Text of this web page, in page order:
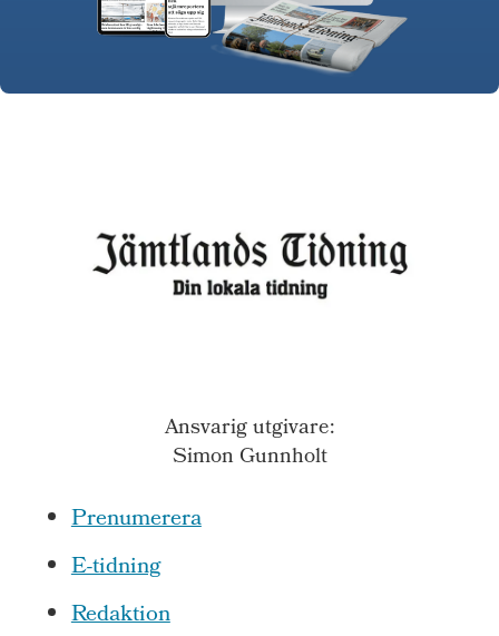
Ansvarig utgivare:
Simon Gunnholt
Prenumerera
E-tidning
Redaktion